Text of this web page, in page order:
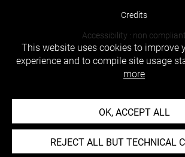
Credits
Accessibility : non compliant
This website uses cookies to improve
experience and to compile site usage
more
OK, ACCEPT ALL
REJECT ALL BUT TECHNICAL